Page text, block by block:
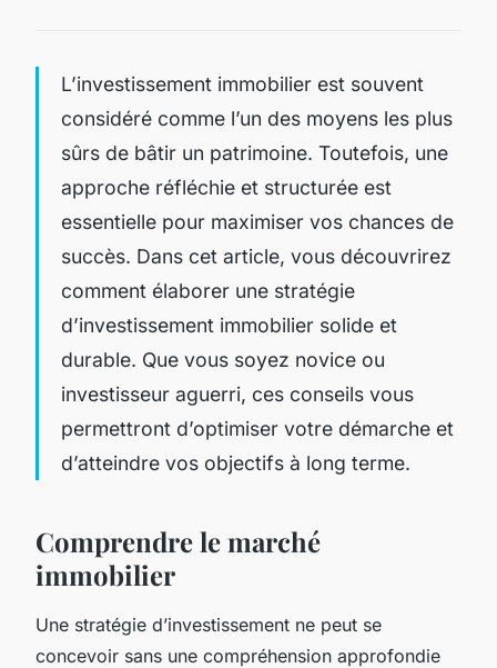
L’investissement immobilier est souvent
considéré comme l’un des moyens les plus
sûrs de bâtir un patrimoine. Toutefois, une
approche réfléchie et structurée est
essentielle pour maximiser vos chances de
succès. Dans cet article, vous découvrirez
comment élaborer une stratégie
d’investissement immobilier solide et
durable. Que vous soyez novice ou
investisseur aguerri, ces conseils vous
permettront d’optimiser votre démarche et
d’atteindre vos objectifs à long terme.
Comprendre le marché
immobilier
Une stratégie d’investissement ne peut se
concevoir sans une compréhension approfondie